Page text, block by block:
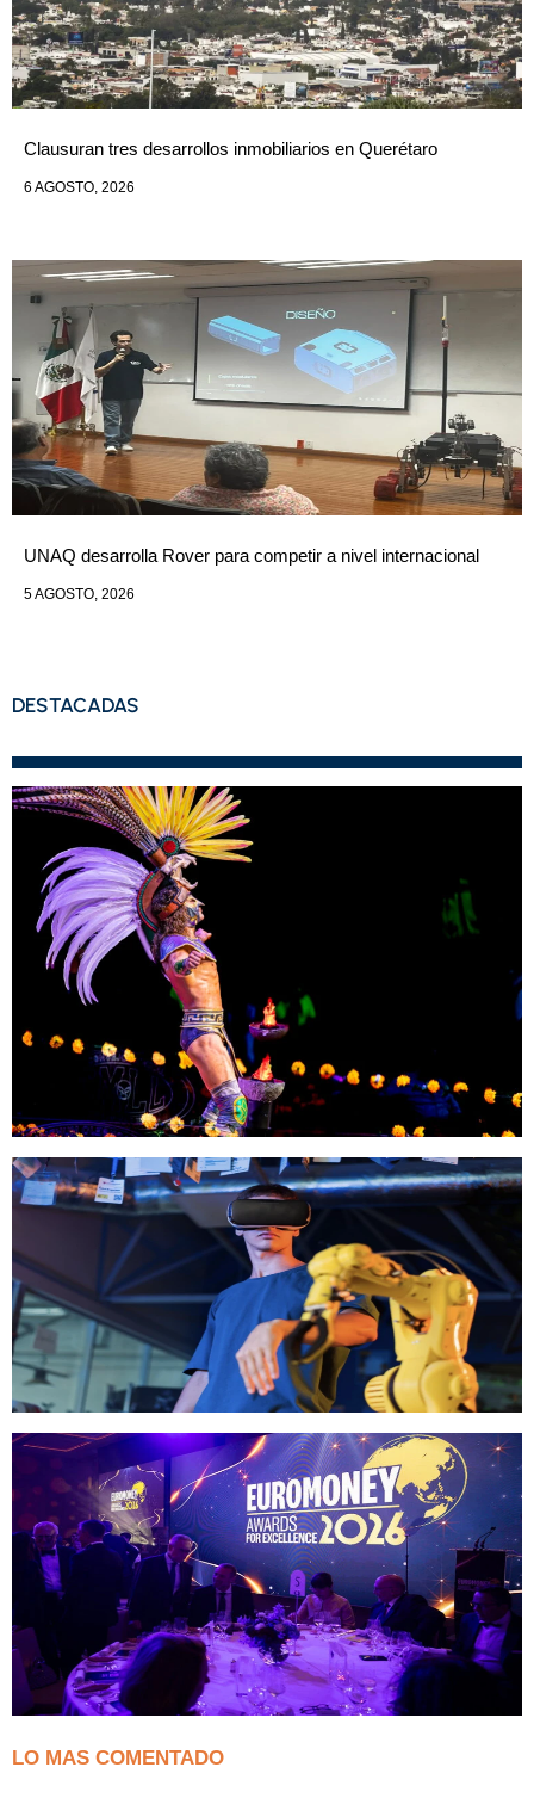
Clausuran tres desarrollos inmobiliarios en Querétaro
6 AGOSTO, 2026
UNAQ desarrolla Rover para competir a nivel internacional
5 AGOSTO, 2026
DESTACADAS
LO MAS COMENTADO